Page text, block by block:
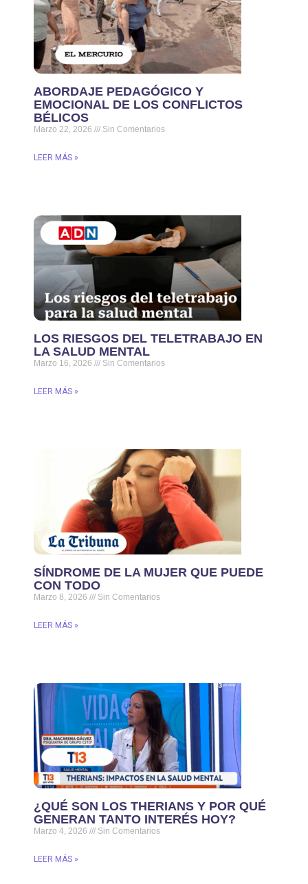
ABORDAJE PEDAGÓGICO Y
EMOCIONAL DE LOS CONFLICTOS
BÉLICOS
Marzo 22, 2026 Sin Comentarios
LEER MÁS »
LOS RIESGOS DEL TELETRABAJO EN
LA SALUD MENTAL
Marzo 16, 2026 Sin Comentarios
LEER MÁS »
SÍNDROME DE LA MUJER QUE PUEDE
CON TODO
Marzo 8, 2026 Sin Comentarios
LEER MÁS »
¿QUÉ SON LOS THERIANS Y POR QUÉ
GENERAN TANTO INTERÉS HOY?
Marzo 4, 2026 Sin Comentarios
LEER MÁS »